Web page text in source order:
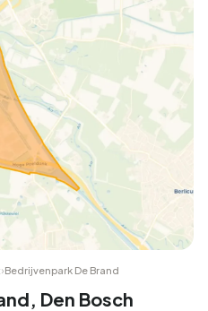
›Bedrijvenpark De Brand
Den Bosch